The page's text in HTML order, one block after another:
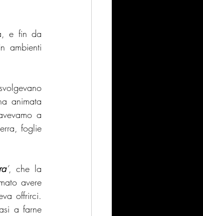
e fin da
ambienti
animata
a
foglie
’, che la
avere
offrirci.
a farne